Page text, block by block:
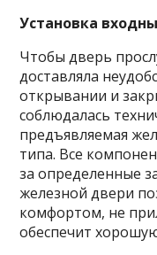
Установка
Чтобы дверь
доставляла
открывании и
соблюдалась
предъявляемая
типа. Все
за определенные
железной двери
комфортом, не
обеспечит